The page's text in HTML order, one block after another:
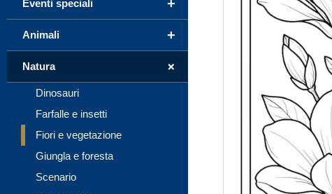
+
Eventi speciali
+
Animali
+
Natura
Dinosauri
Farfalle e insetti
Fiori e vegetazione
Giungla e foresta
Scenario